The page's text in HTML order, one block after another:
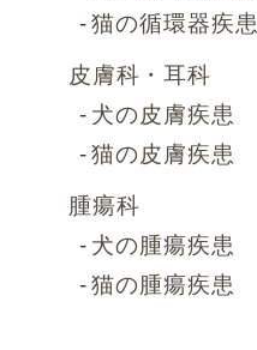
猫の循環器疾患
皮膚科・耳科
犬の皮膚疾患
猫の皮膚疾患
腫瘍科
犬の腫瘍疾患
猫の腫瘍疾患